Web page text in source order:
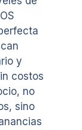
y
costos
no
sino